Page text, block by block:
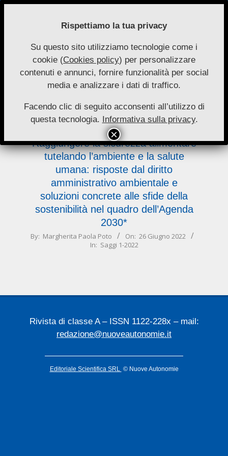
Skip
Nuove
Autonomie
Primary
Navigation
Menu
Raggiungere la sicurezza alimentare
tutelando l’ambiente e la salute
umana: risposte dal diritto
amministrativo ambientale e
soluzioni concrete alle sfide della
sostenibilità nel quadro dell’Agenda
2030*
2022-
By: Margherita Paola Poto On: 26 Giugno 2022
In: Saggi 1-2022
Rivista di classe A – ISSN 1122-228x – mail:
redazione@nuoveautonomie.it
Editoriale Scientifica SRL © Nuove Autonomie
Rispettiamo la tua privacy
Su questo sito utilizziamo tecnologie come i
cookie (Cookies policy) per personalizzare
contenuti e annunci, fornire funzionalità per social
media e analizzare i dati di traffico.
Facendo clic di seguito acconsenti all’utilizzo di
questa tecnologia. Informativa sulla privacy.